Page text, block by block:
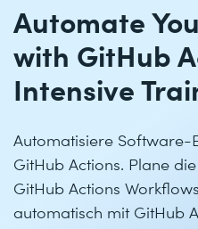
Automate
with GitHub
Intensive
Automatisiere Software-
GitHub Actions. Plane
GitHub Actions
automatisch mit GitHub